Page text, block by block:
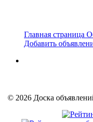
Главная страница
Добавить
© 2026 Доска